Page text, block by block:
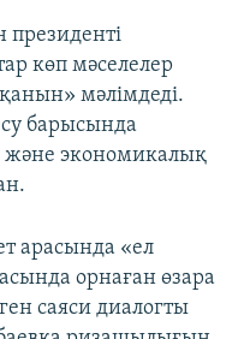
президенті
көп мәселелер
мәлімдеді.
барысында
және экономикалық
арасында «ел
орнаған өзара
саяси диалогты